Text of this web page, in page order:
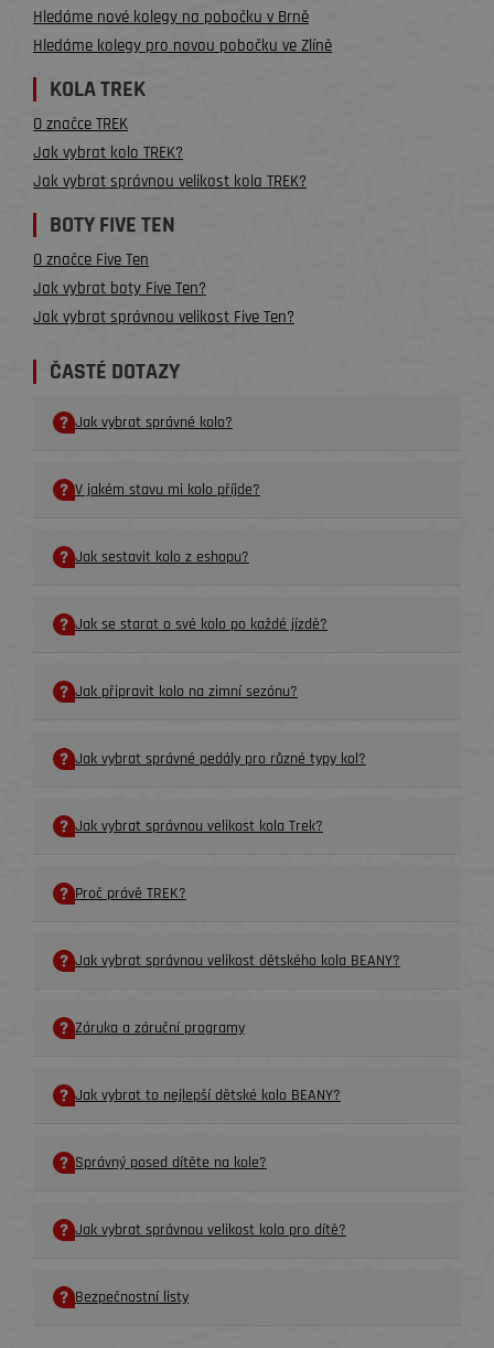
Hledáme nové kolegy na pobočku v Brně
Hledáme kolegy pro novou pobočku ve Zlíně
KOLA TREK
O značce TREK
Jak vybrat kolo TREK?
Jak vybrat správnou velikost kola TREK?
BOTY FIVE TEN
O značce Five Ten
Jak vybrat boty Five Ten?
Jak vybrat správnou velikost Five Ten?
ČASTÉ DOTAZY
Jak vybrat správné kolo?
V jakém stavu mi kolo příjde?
Jak sestavit kolo z eshopu?
Jak se starat o své kolo po každé jízdě?
Jak připravit kolo na zimní sezónu?
Jak vybrat správné pedály pro různé typy kol?
Jak vybrat správnou velikost kola Trek?
Proč právě TREK?
Jak vybrat správnou velikost dětského kola BEANY?
Záruka a záruční programy
Jak vybrat to nejlepší dětské kolo BEANY?
Správný posed dítěte na kole?
Jak vybrat správnou velikost kola pro dítě?
Bezpečnostní listy